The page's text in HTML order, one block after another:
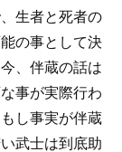
生者と死者の
の事として決
、伴蔵の話は
事が実際行わ
し事実が伴蔵
武士は到底助